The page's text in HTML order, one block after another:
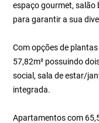
espaço gourmet, salão
para garantir a sua
Com opções de
57,82m² possuindo
social, sala de estar/
integrada.
Apartamentos com